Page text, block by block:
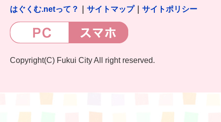
はぐくむ.netって？ サイトマップ｜ サイトポリシー
Copyright(C) Fukui City All right reserved.